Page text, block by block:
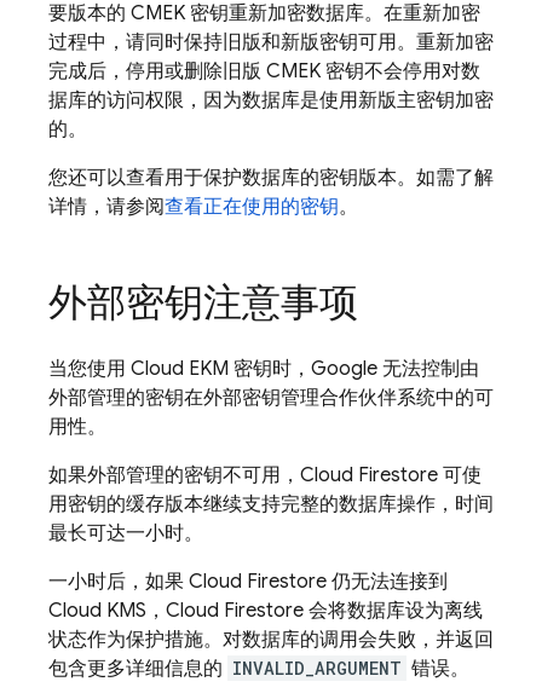
要版本的 CMEK 密钥重新加密数据库。在重新加密
过程中，请同时保持旧版和新版密钥可用。重新加密
完成后，停用或删除旧版 CMEK 密钥不会停用对数
据库的访问权限，因为数据库是使用新版主密钥加密
的。
您还可以查看用于保护数据库的密钥版本。如需了解
详情，请参阅查看正在使用的密钥。
外部密钥注意事项
当您使用 Cloud EKM 密钥时，Google 无法控制由
外部管理的密钥在外部密钥管理合作伙伴系统中的可
用性。
如果外部管理的密钥不可用， Cloud Firestore 可使
用密钥的缓存版本继续支持完整的数据库操作，时间
最长可达一小时。
一小时后，如果 Cloud Firestore 仍无法连接到
Cloud KMS， Cloud Firestore 会将数据库设为离线
状态作为保护措施。对数据库的调用会失败，并返回
包含更多详细信息的 INVALID_ARGUMENT 错误。